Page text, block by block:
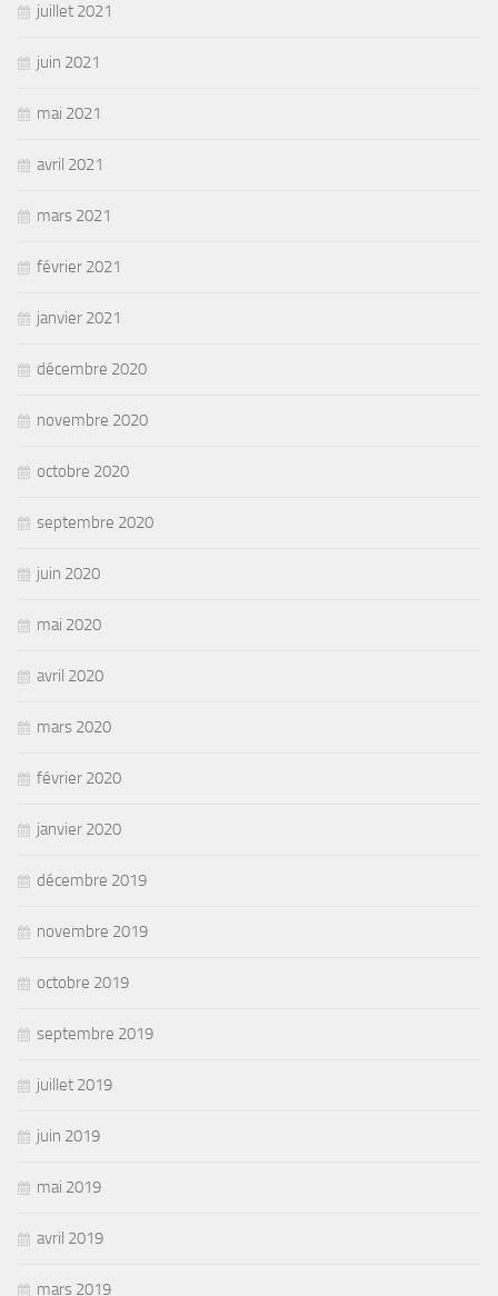
juillet 2021
juin 2021
mai 2021
avril 2021
mars 2021
février 2021
janvier 2021
décembre 2020
novembre 2020
octobre 2020
septembre 2020
juin 2020
mai 2020
avril 2020
mars 2020
février 2020
janvier 2020
décembre 2019
novembre 2019
octobre 2019
septembre 2019
juillet 2019
juin 2019
mai 2019
avril 2019
mars 2019